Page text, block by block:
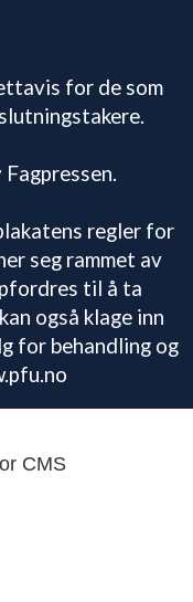
for de som
regler for
seg rammet av
til å ta
også klage inn
for behandling og
CMS